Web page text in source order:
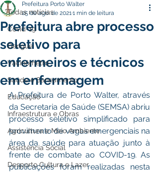
Todas notícias
Covid-19
Dengue
Vacinômetro
Saúde e Saneamento
Educação
Infraestrutura e Obras
Agricultura e Meio Ambiente
Assistência Social
Desporto Cultura e Lazer
Prefeitura abre processo
seletivo para
enfermeiros e técnicos
em enfermagem
Prefeitura Porto Walter
25 de ago. de 20211 min de leitura
A Prefeitura de Porto Walter, através
da Secretaria de Saúde (SEMSA) abriu
processo seletivo simplificado para
provimento de vagas emergenciais na
área da saúde para atuação junto à
frente de combate ao COVID-19. As
publicações foram realizadas nesta